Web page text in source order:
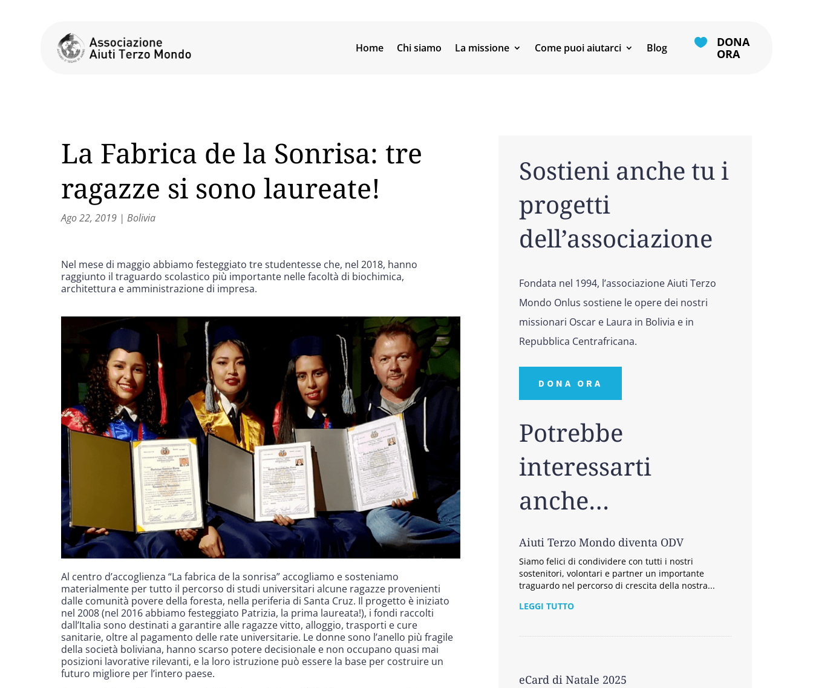
Home Chi siamo La missione Come puoi aiutarci Blog 
DONA
ORA
La Fabrica de la Sonrisa: tre
ragazze si sono laureate!
Ago 22, 2019| Bolivia
Nel mese di maggio abbiamo festeggiato tre studentesse che, nel 2018, hanno
raggiunto il traguardo scolastico più importante nelle facoltà di biochimica,
architettura e amministrazione di impresa.
Al centro d’accoglienza “La fabrica de la sonrisa” accogliamo e sosteniamo
materialmente per tutto il percorso di studi universitari alcune ragazze provenienti
dalle comunità povere della foresta, nella periferia di Santa Cruz. Il progetto è iniziato
nel 2008 (nel 2016 abbiamo festeggiato Patrizia, la prima laureata!), i fondi raccolti
dall’Italia sono destinati a garantire alle ragazze vitto, alloggio, trasporti e cure
sanitarie, oltre al pagamento delle rate universitarie. Le donne sono l’anello più fragile
della società boliviana, hanno scarso potere decisionale e non occupano quasi mai
posizioni lavorative rilevanti, e la loro istruzione può essere la base per costruire un
futuro migliore per l’intero paese.
Sostieni anche tu i
progetti
dell’associazione
Fondata nel 1994, l’associazione Aiuti Terzo
Mondo Onlus sostiene le opere dei nostri
missionari Oscar e Laura in Bolivia e in
Repubblica Centrafricana.
DONA ORA
Potrebbe
interessarti
anche…
Aiuti Terzo Mondo diventa ODV
Siamo felici di condividere con tutti i nostri
sostenitori, volontari e partner un importante
traguardo nel percorso di crescita della nostra...
LEGGI TUTTO
eCard di Natale 2025